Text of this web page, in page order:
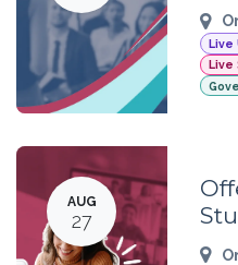
Live
Live
AUG
27